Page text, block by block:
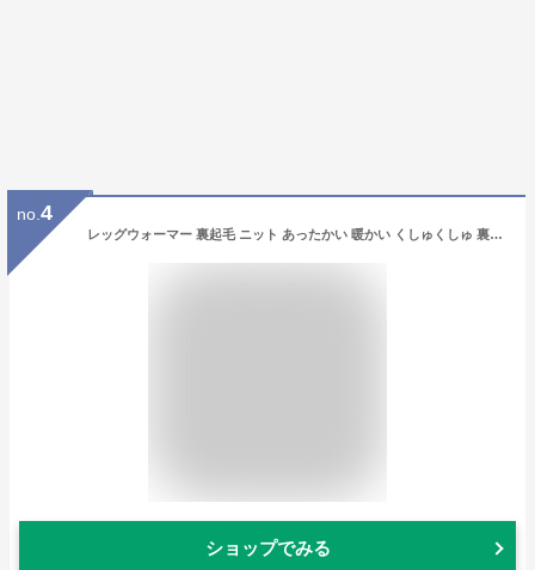
no. 4
レッグウォーマー 裏起毛 ニット あったかい 暖かい くしゅくしゅ 裏ボア ぽかぽか もこもこ 起毛 裏起毛 ロング ロング丈 ミディアム丈 美脚 かわいい おしゃれ 冷え性 冷え取り 防寒 防寒対策 寒さ対策 足元 足首 秋 秋用 冬 冬用 *1
ショップでみる